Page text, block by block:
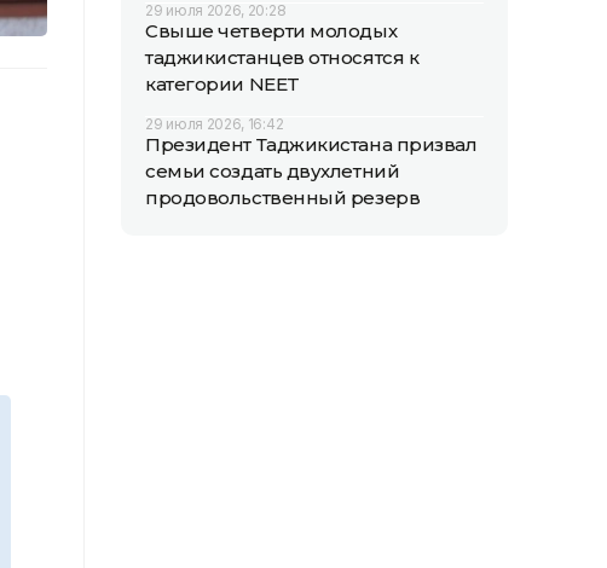
29 июля 2026, 20:28
Свыше четверти молодых
таджикистанцев относятся к
категории NEET
29 июля 2026, 16:42
Президент Таджикистана призвал
семьи создать двухлетний
продовольственный резерв